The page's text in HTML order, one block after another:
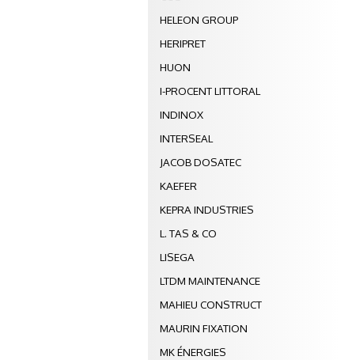
HELEON GROUP
HERIPRET
HUON
I-PROCENT LITTORAL
INDINOX
INTERSEAL
JACOB DOSATEC
KAEFER
KEPRA INDUSTRIES
L. TAS & CO
LISEGA
LTDM MAINTENANCE
MAHIEU CONSTRUCT
MAURIN FIXATION
MK ÉNERGIES